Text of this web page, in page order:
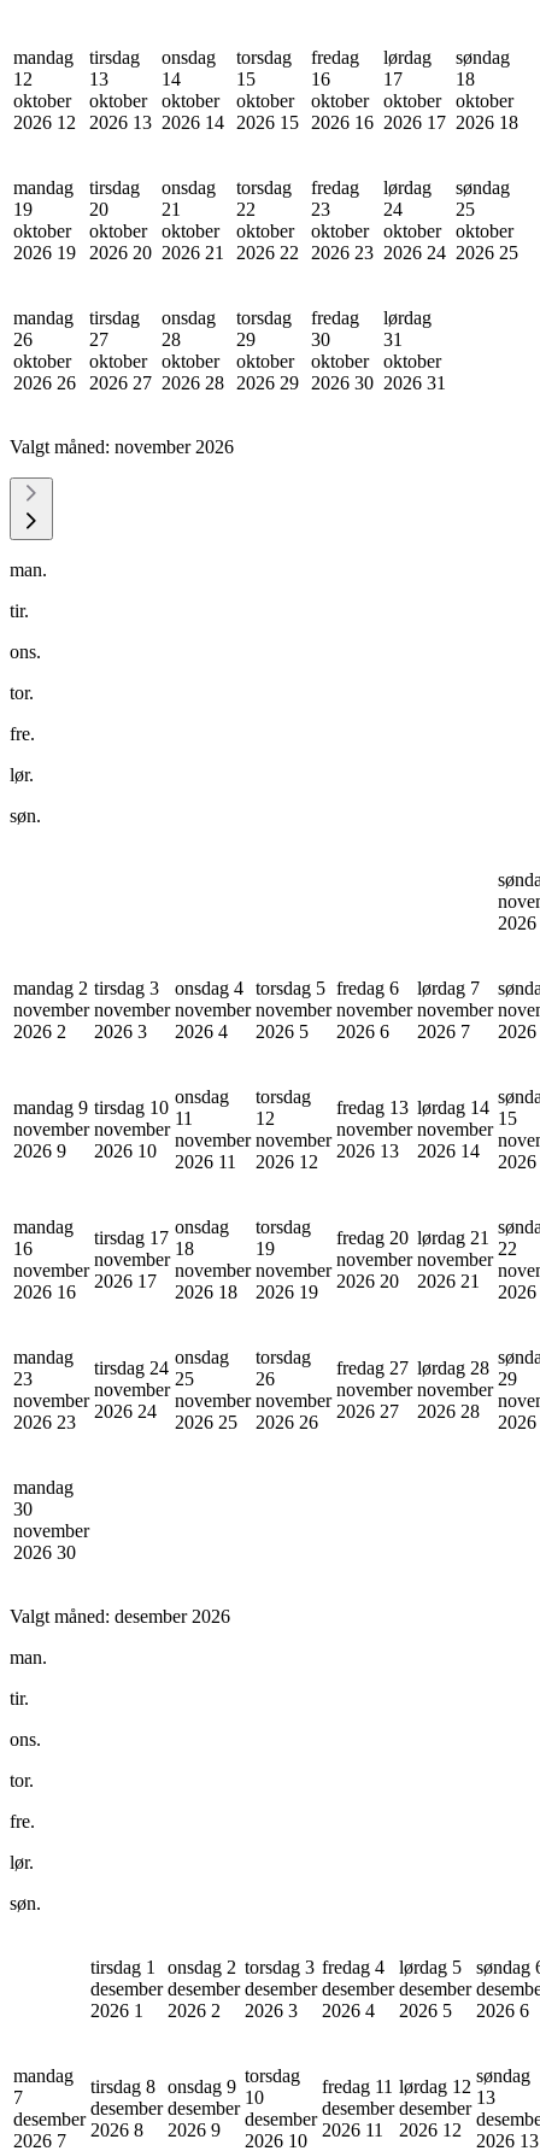
mandag
12
oktober
2026 12
tirsdag
13
oktober
2026 13
onsdag
14
oktober
2026 14
torsdag
15
oktober
2026 15
fredag
16
oktober
2026 16
lørdag
17
oktober
2026 17
søndag
18
oktober
2026 18
mandag
19
oktober
2026 19
tirsdag
20
oktober
2026 20
onsdag
21
oktober
2026 21
torsdag
22
oktober
2026 22
fredag
23
oktober
2026 23
lørdag
24
oktober
2026 24
søndag
25
oktober
2026 25
mandag
26
oktober
2026 26
tirsdag
27
oktober
2026 27
onsdag
28
oktober
2026 28
torsdag
29
oktober
2026 29
fredag
30
oktober
2026 30
lørdag
31
oktober
2026 31
Valgt måned: november 2026
man.
tir.
ons.
tor.
fre.
lør.
søn.
2026
mandag 2
november
2026 2
tirsdag 3
november
2026 3
onsdag 4
november
2026 4
torsdag 5
november
2026 5
fredag 6
november
2026 6
lørdag 7
november
2026 7
2026
mandag 9
november
2026 9
tirsdag 10
november
2026 10
onsdag
11
november
2026 11
torsdag
12
november
2026 12
fredag 13
november
2026 13
lørdag 14
november
2026 14
15
2026
mandag
16
november
2026 16
tirsdag 17
november
2026 17
onsdag
18
november
2026 18
torsdag
19
november
2026 19
fredag 20
november
2026 20
lørdag 21
november
2026 21
22
2026
mandag
23
november
2026 23
tirsdag 24
november
2026 24
onsdag
25
november
2026 25
torsdag
26
november
2026 26
fredag 27
november
2026 27
lørdag 28
november
2026 28
29
2026
mandag
30
november
2026 30
Valgt måned: desember 2026
man.
tir.
ons.
tor.
fre.
lør.
søn.
tirsdag 1
desember
2026 1
onsdag 2
desember
2026 2
torsdag 3
desember
2026 3
fredag 4
desember
2026 4
lørdag 5
desember
2026 5
søndag
2026 6
mandag
7
desember
2026 7
tirsdag 8
desember
2026 8
onsdag 9
desember
2026 9
torsdag
10
desember
2026 10
fredag 11
desember
2026 11
lørdag 12
desember
2026 12
søndag
13
2026 13